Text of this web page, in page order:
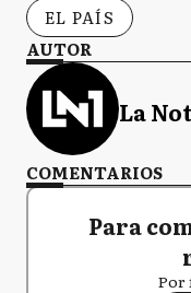
EL PAÍS
AUTOR
La
COMENTARIOS
Para
Por